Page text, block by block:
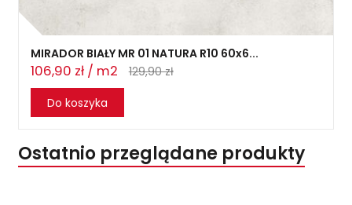
MIRADOR BIAŁY MR 01 NATURA R10 60x6...
106,90 zł / m2
129,90 zł
Do koszyka
Ostatnio przeglądane produkty